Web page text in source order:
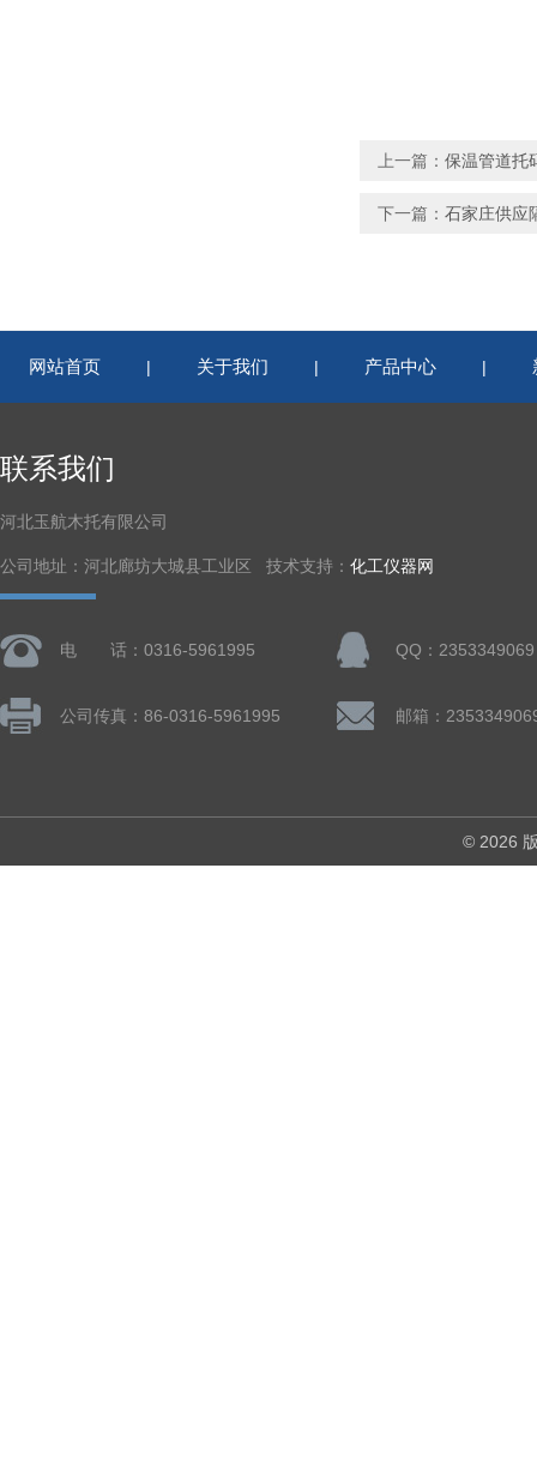
上一篇： 保温管道托
下一篇： 石家庄供应
网站首页 | 关于我们 | 产品中心 |
联系我们
河北玉航木托有限公司
公司地址：河北廊坊大城县工业区 技术支持： 化工仪器网
电 话：0316-5961995 QQ：2353349069
公司传真：86-0316-5961995 邮箱：
© 2026